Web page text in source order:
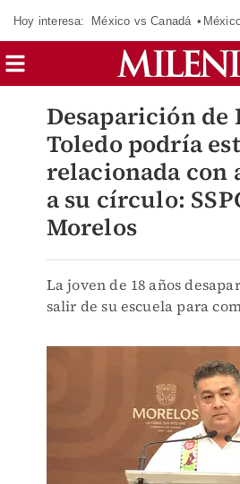
Hoy interesa: México vs Canadá
Desaparición de
Toledo podría
relacionada con
a su círculo:
Morelos
La joven de 18 años
salir de su escuela para